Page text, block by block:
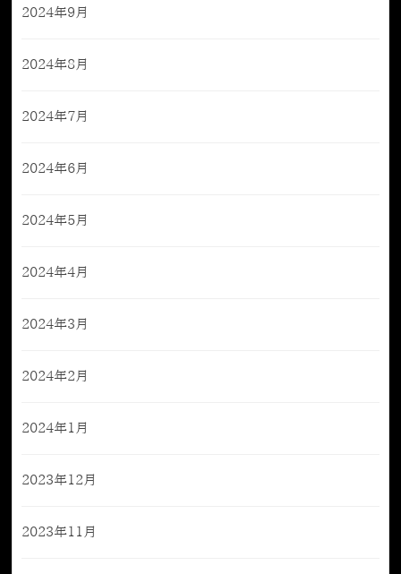
2024年9月
2024年8月
2024年7月
2024年6月
2024年5月
2024年4月
2024年3月
2024年2月
2024年1月
2023年12月
2023年11月